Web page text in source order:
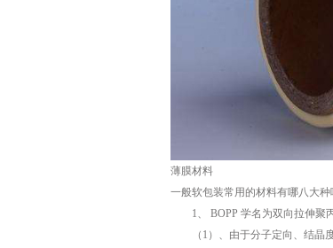
薄膜材料
一般软包装常用的材料有哪八大
1、 BOPP 学名为双向拉伸聚
（1）、由于分子定向、结晶度